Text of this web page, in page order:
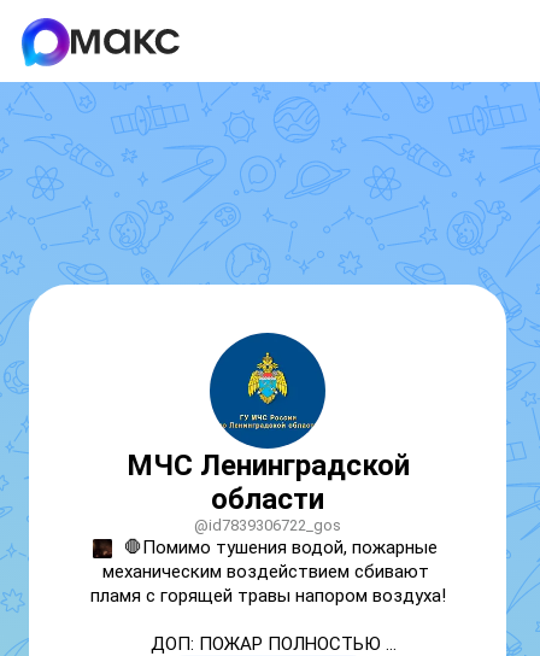
МЧС Ленинградской
области
@id7839306722_gos
🛑Помимо тушения водой, пожарные
механическим воздействием сбивают
пламя с горящей травы напором воздуха!
ДОП: ПОЖАР ПОЛНОСТЬЮ